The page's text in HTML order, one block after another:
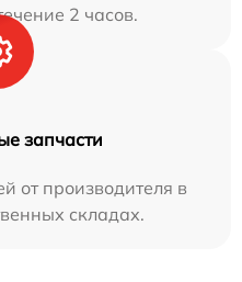
2 часов.
запчасти
от производителя в
складах.